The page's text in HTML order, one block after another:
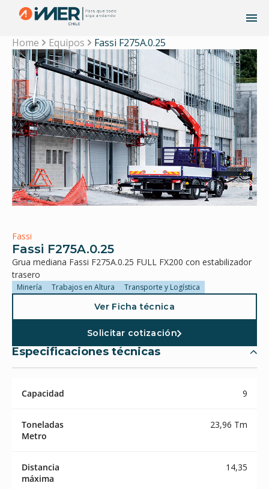
Home Equipos Fassi F275A.0.25
Fassi
Fassi F275A.0.25
Grua mediana Fassi F275A.0.25 FULL FX200 con estabilizador
trasero
Minería Trabajos en Altura Transporte y Logística
Ver Ficha técnica
Solicitar cotización
Especificaciones técnicas
Capacidad 9
Toneladas
Metro
23,96 Tm
Distancia
máxima
14,35